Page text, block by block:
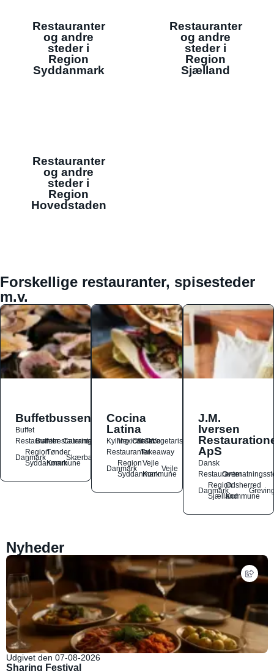
Restauranter
og andre
steder i
Region
Syddanmark
Restauranter
og andre
steder i
Region
Sjælland
Restauranter
og andre
steder i
Region
Hovedstaden
Forskellige restauranter, spisesteder
m.v.
Buffetbussen
Buffet
Restauranter
Buffetrestauranter
Catering
Danmark
Region
Syddanmark
Tønder
Kommune
Skærbæk
Cocina
Latina
Kylling
Mexicansk
OstSalat
TacoVegetarisk
RestauranterTakeaway
Danmark
Region
Syddanmark
Vejle
Kommune
Vejle
J.M.
Iversen
ApS
Dansk
Restauranter
Danmark
Region
Sjælland
Odsherred
Kommune
Nyheder
Udgivet den 07-08-2026
Sharing Festival